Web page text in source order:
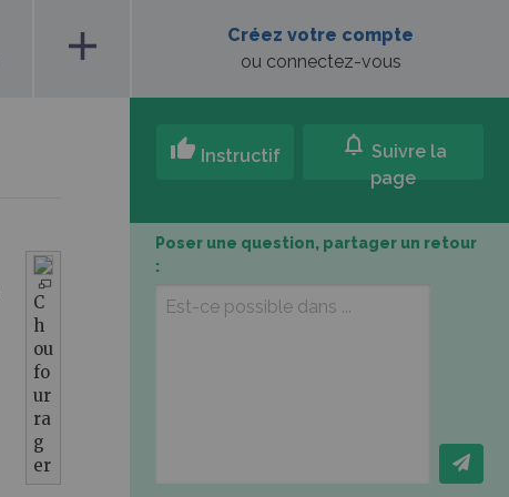
add
Créez votre compte
ou connectez-vous
C
h
ou
fo
ur
ra
g
er
thumb_up Instructif notifications Suivre la
page
Poser une question, partager un retour
: